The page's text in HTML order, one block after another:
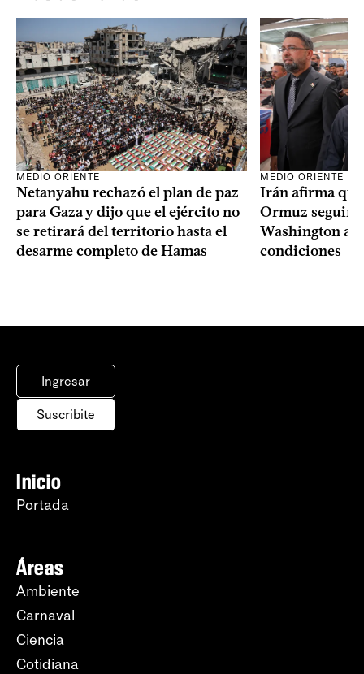
MEDIO ORIENTE
Netanyahu rechazó el plan de paz
para Gaza y dijo que el ejército no
se retirará del territorio hasta el
desarme completo de Hamas
MEDIO ORIENTE
Irán afirma
Ormuz seguirá
Washington
condiciones
Ingresar
Suscribite
Inicio
Portada
Áreas
Ambiente
Carnaval
Ciencia
Cotidiana